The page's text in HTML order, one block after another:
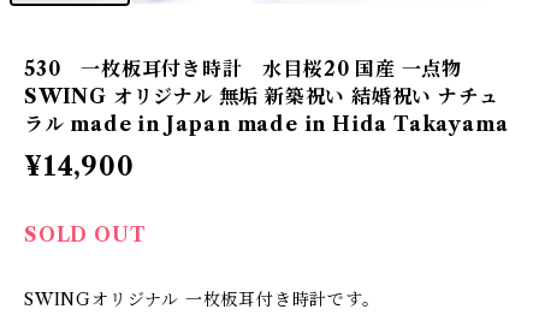
530 一枚板耳付き時計 水目桜20 国産 一点物
SWING オリジナル 無垢 新築祝い 結婚祝い ナチュ
ラル made in Japan made in Hida Takayama
¥14,900
SOLD OUT
SWINGオリジナル 一枚板耳付き時計です。